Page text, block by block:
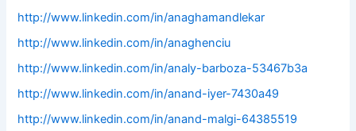
http://www.linkedin.com/in/anaghamandlekar
http://www.linkedin.com/in/anaghenciu
http://www.linkedin.com/in/analy-barboza-53467b3a
http://www.linkedin.com/in/anand-iyer-7430a49
http://www.linkedin.com/in/anand-malgi-64385519